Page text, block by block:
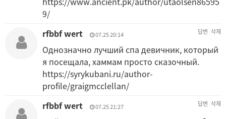
9/
rfbbf wert
07.25 20:14 답변 삭제
Однозначно лучший спа девичник, который
я посещала, хаммам просто сказочный.
https://syrykubani.ru/author-
profile/graigmcclellan/
rfbbf wert
07.25 21:27 답변 삭제